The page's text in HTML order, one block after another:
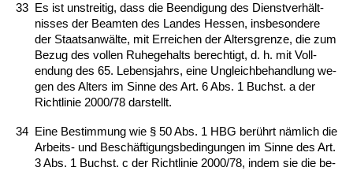
33 Es ist un­strei­tig, dass die Be­en­di­gung des Dienst­verhält­
nis­ses der Be­am­ten des Lan­des Hes­sen, ins­be­son­de­re
der Staats­anwälte, mit Er­rei­chen der Al­ters­gren­ze, die zum
Be­zug des vol­len Ru­he­ge­halts be­rech­tigt, d. h. mit Voll­
endung des 65. Le­bens­jahrs, ei­ne Un­gleich­be­hand­lung we­
gen des Al­ters im Sin­ne des Art. 6 Abs. 1 Buchst. a der
Richt­li­nie 2000/78 dar­stellt.
34 Ei­ne Be­stim­mung wie § 50 Abs. 1 HBG berührt nämlich die
Ar­beits- und Beschäfti­gungs­be­din­gun­gen im Sin­ne des Art.
3 Abs. 1 Buchst. c der Richt­li­nie 2000/78, in­dem sie die be­